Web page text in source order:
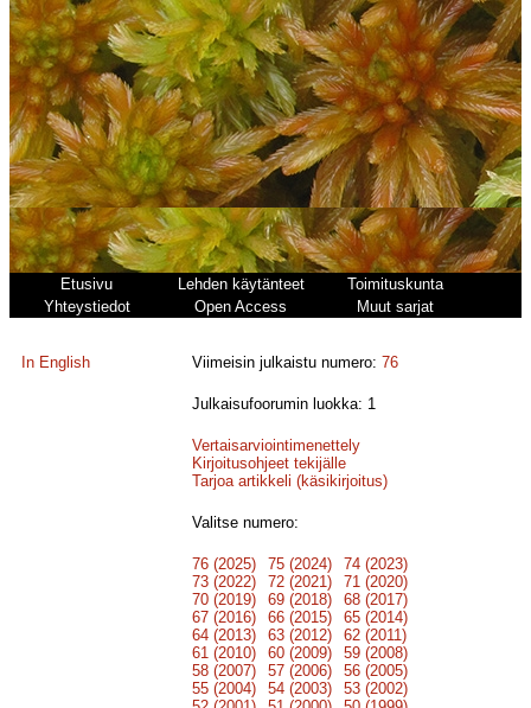
Etusivu Lehden käytänteet
Toimituskunta
Yhteystiedot
Open Access Muut sarjat
In English Viimeisin julkaistu numero:76
Julkaisufoorumin luokka: 1
Vertaisarviointimenettely
Kirjoitusohjeet tekijälle
Tarjoa artikkeli (käsikirjoitus)
Valitse numero:
76 (2025) 75 (2024)
74 (2023)
73 (2022)
72 (2021)
71 (2020)
70 (2019)
69 (2018)
68 (2017)
67 (2016)
66 (2015)
65 (2014)
64 (2013)
63 (2012)
62 (2011)
61 (2010)
60 (2009)
59 (2008)
58 (2007)
57 (2006)
56 (2005)
55 (2004)
54 (2003)
53 (2002)